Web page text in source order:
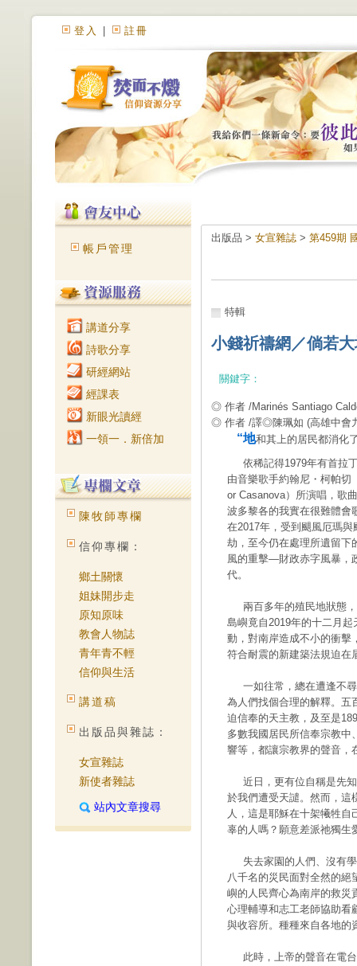
登入 註冊
帳戶管理
講道分享
詩歌分享
研經網站
經課表
新眼光讀經
一領一．新倍加
陳牧師專欄
信仰專欄：
鄉土關懷
姐妹開步走
原知原味
教會人物誌
青年青不輕
信仰與生活
講道稿
出版品與雜誌：
女宣雜誌
新使者雜誌
站內文章搜尋
出版品 > 女宣雜誌 > 第459期
特輯
小錢祈禱網／倘若
關鍵字：
◎ 作者 /Marinés Santiago
◎ 作者 /譯◎陳珮如 (高雄中會
“地和其上的居民都消化
依稀記得1979年有首拉
由音樂歌手約翰尼・柯帕切
or Casanova）所演唱，歌
波多黎各的我實在很難體會
在2017年，受到颶風厄瑪
劫，至今仍在處理所遺留下
風的重擊—財政赤字風暴，
代。
兩百多年的殖民地狀態，
島嶼竟自2019年的十二月
動，對南岸造成不小的衝擊
符合耐震的新建築法規迫在
一如往常，總在遭逢不尋
為人們找個合理的解釋。五
迫信奉的天主教，及至是
多數我國居民所信奉宗教中
響等，都讓宗教界的聲音，
近日，更有位自稱是先知
於我們遭受天譴。然而，這
人，這是耶穌在十架犧牲
辜的人嗎？願意差派祂獨生
失去家園的人們、沒有學
八千名的災民面對全然的絕
嶼的人民齊心為南岸的救災
心理輔導和志工老師協助看
與收容所。種種來自各地的
此時，上帝的聲音在電台